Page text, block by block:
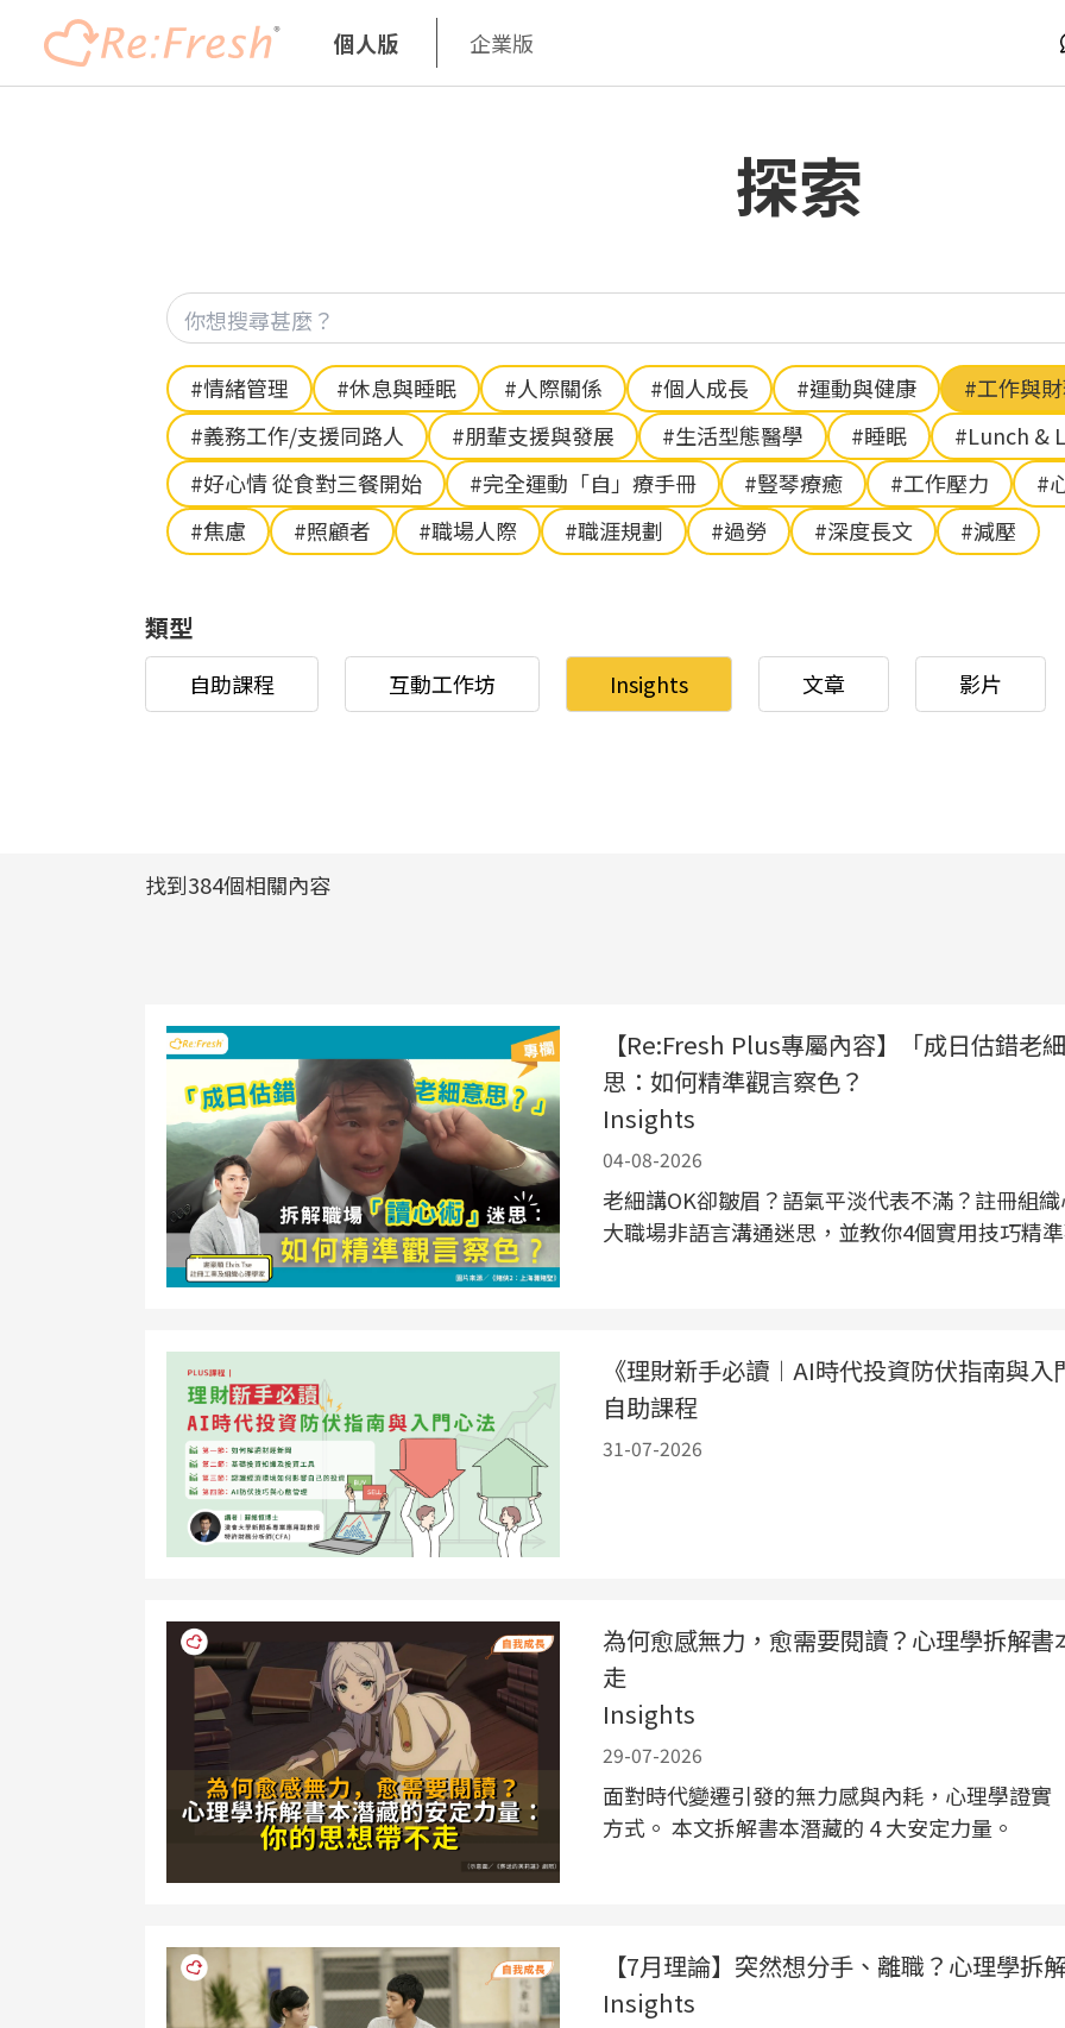
個人版 企業版
探索
Hashtag
#情緒管理 #休息與睡眠 #人際關係 #個人成長 #運動與健康
#工作與
#義務工作/支援同路人
#朋輩支援與發展 #生活型態醫學 #睡眠
#Lunch &
#好心情 從食對三餐開始
#完全運動「自」療手冊 #豎琴療癒 #工作壓力
#
#焦慮
#照顧者 #職場人際 #職涯規劃 #過勞 #深度長文 #減壓
類型
自助課程 互動工作坊 Insights 文章 影片
找到384個相關內容
【Re:Fresh Plus專屬內容】「成日估錯老
思：如何精準觀言察色？
Insights
04-08-2026
老細講OK卻皺眉？語氣平淡代表不滿？註冊組
大職場非語言溝通迷思，並教你4個實用技巧精
《理財新手必讀︱AI時代投資防伏指南與入
自助課程
31-07-2026
為何愈感無力，愈需要閱讀？心理學拆解
走
Insights
29-07-2026
面對時代變遷引發的無力感與內耗，心理學證
方式。 本文拆解書本潛藏的 4 大安定力量。
【7月理論】突然想分手、離職？心理學
Insights